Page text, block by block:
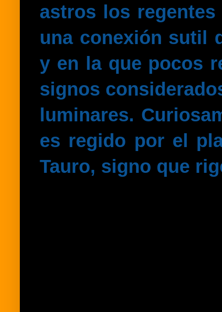
astros los
una conexión sutil
y en la que pocos
signos
luminares.
es regido por el
Tauro, signo que